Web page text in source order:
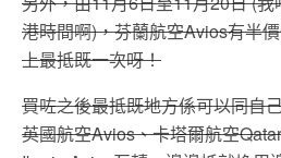
港時間啊)，芬蘭航空Avios有半
上最抵既一次呀！
買咗之後最抵既地方係可以同自
英國航空Avios、卡塔爾航空